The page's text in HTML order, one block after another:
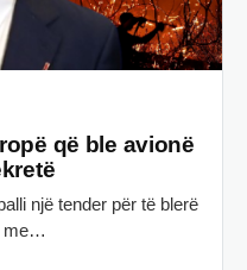
që ble avionë
një tender për të blerë
me…